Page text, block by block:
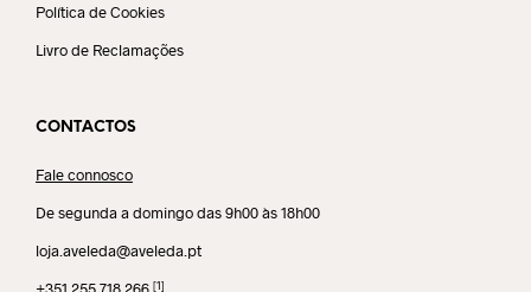
Política de Cookies
Livro de Reclamações
CONTACTOS
Fale connosco
De segunda a domingo das 9h00 às 18h00
loja.aveleda@aveleda.pt
[1]